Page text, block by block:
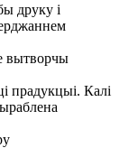
друку і
вытворчы
прадукцыі. Калі